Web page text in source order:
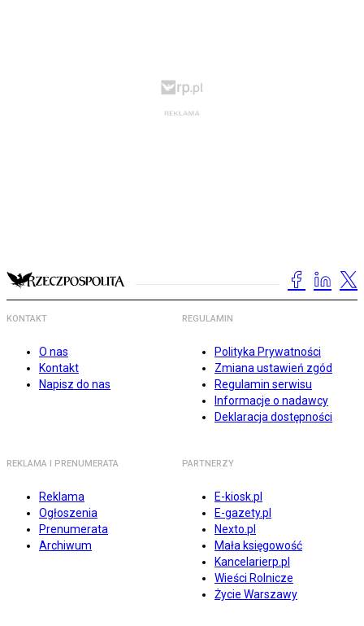
KONTAKT
O nas
Kontakt
Napisz do nas
REGULAMIN
Polityka Prywatności
Zmiana ustawień zgód
Regulamin serwisu
Informacje o nadawcy
Deklaracja dostępności
REKLAMA I PRENUMERATA
Reklama
Ogłoszenia
Prenumerata
Archiwum
PARTNERZY
E-kiosk.pl
E-gazety.pl
Nexto.pl
Mała księgowość
Kancelarierp.pl
Wieści Rolnicze
Życie Warszawy